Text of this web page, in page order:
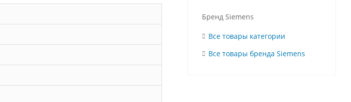
Бренд Siemens
Все товары категории
Все товары бренда Siemens